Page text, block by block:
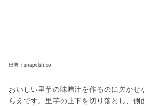
出典：snapdish.co
おいしい里芋の味噌汁を作るのに欠かせ
らえです。里芋の上下を切り落とし、側